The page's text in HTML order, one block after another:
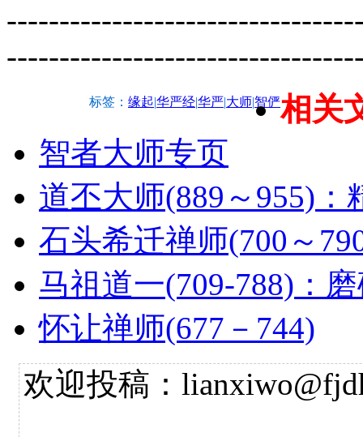
标签： 缘起|华严经|华严|大师|智俨相关
智者大师专页
道丕大师(889～955)
石头希迁禅师(700～
马祖道一(709-788)：
怀让禅师(677－744)
欢迎投稿：